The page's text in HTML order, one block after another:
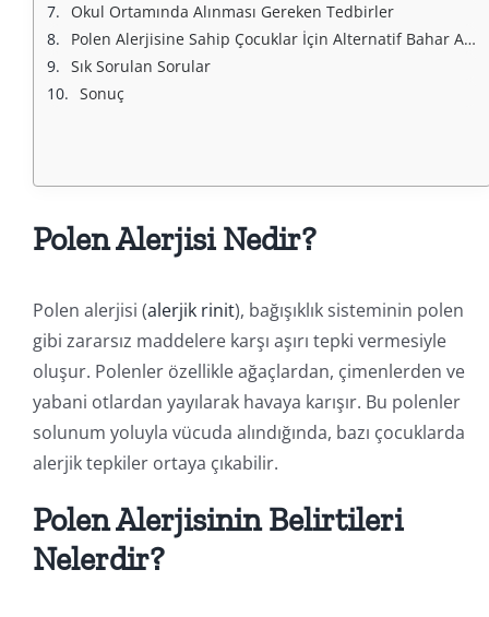
Okul Ortamında Alınması Gereken Tedbirler
Polen Alerjisine Sahip Çocuklar İçin Alternatif Bahar Aktiviteleri
Sık Sorulan Sorular
Sonuç
Polen Alerjisi Nedir?
Polen alerjisi (alerjik rinit), bağışıklık sisteminin polen
gibi zararsız maddelere karşı aşırı tepki vermesiyle
oluşur. Polenler özellikle ağaçlardan, çimenlerden ve
yabani otlardan yayılarak havaya karışır. Bu polenler
solunum yoluyla vücuda alındığında, bazı çocuklarda
alerjik tepkiler ortaya çıkabilir.
Polen Alerjisinin Belirtileri
Nelerdir?